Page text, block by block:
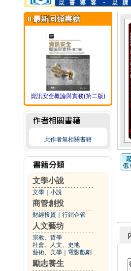
資訊安全概論與實務(第二版)
此作者無相關書籍
文學小說
文學 小說
商管創投
財經投資 行銷企管
人文藝坊
宗教、哲學
社會、人文、史地
藝術、美學
電影戲劇
勵志養生